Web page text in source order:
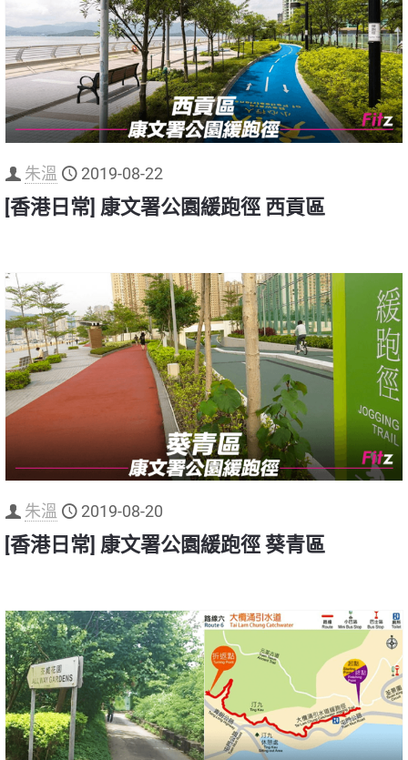
朱溫 2019-08-22
[香港日常] 康文署公園緩跑徑 西貢區
朱溫 2019-08-20
[香港日常] 康文署公園緩跑徑 葵青區